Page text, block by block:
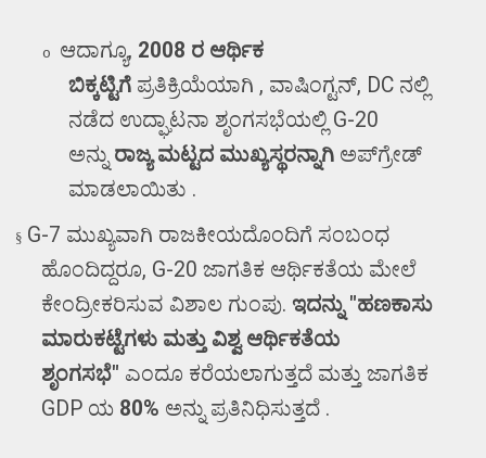
o ಆದಾಗ್ಯೂ, 2008 ರ ಆರ್ಥಿಕ
ಬಿಕ್ಕಟ್ಟಿಗೆ ಪ್ರತಿಕ್ರಿಯೆಯಾಗಿ , ವಾಷಿಂಗ್ಟನ್, DC ನಲ್ಲಿ
ನಡೆದ ಉದ್ಘಾಟನಾ ಶೃಂಗಸಭೆಯಲ್ಲಿ G-20
ಅನ್ನು ರಾಜ್ಯ ಮಟ್ಟದ ಮುಖ್ಯಸ್ಥರನ್ನಾಗಿ ಅಪ್‌ಗ್ರೇಡ್
ಮಾಡಲಾಯಿತು .
§ G-7 ಮುಖ್ಯವಾಗಿ ರಾಜಕೀಯದೊಂದಿಗೆ ಸಂಬಂಧ
ಹೊಂದಿದ್ದರೂ, G-20ಜಾಗತಿಕ ಆರ್ಥಿಕತೆಯ ಮೇಲೆ
ಕೇಂದ್ರೀಕರಿಸುವ ವಿಶಾಲ ಗುಂಪು. ಇದನ್ನು "ಹಣಕಾಸು
ಮಾರುಕಟ್ಟೆಗಳು ಮತ್ತು ವಿಶ್ವ ಆರ್ಥಿಕತೆಯ
ಶೃಂಗಸಭೆ" ಎಂದೂ ಕರೆಯಲಾಗುತ್ತದೆ ಮತ್ತು ಜಾಗತಿಕ
GDP ಯ 80% ಅನ್ನು ಪ್ರತಿನಿಧಿಸುತ್ತದೆ .